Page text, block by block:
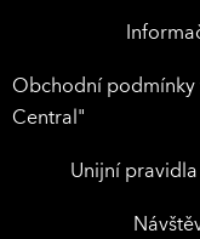
Obchodní podmínky
Central"
Unijní